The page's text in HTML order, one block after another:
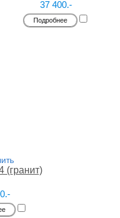
37 400.-
Подробнее
(гранит)